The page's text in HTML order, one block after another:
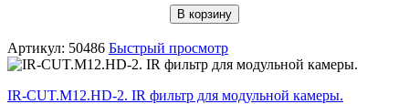
В корзину
Артикул: 50486 Быстрый просмотр
IR-CUT.M12.HD-2. IR фильтр для модульной камеры.